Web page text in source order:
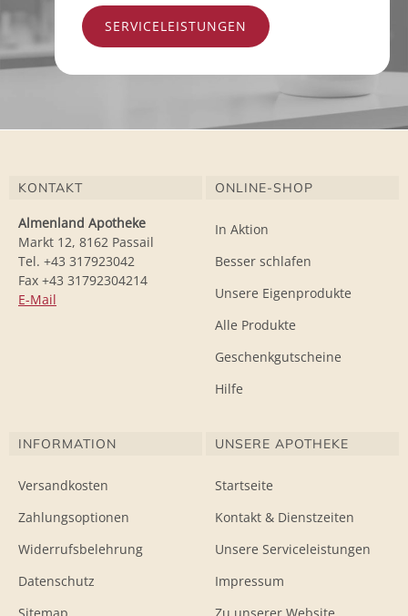
SERVICELEISTUNGEN
KONTAKT
Almenland Apotheke
Markt 12, 8162 Passail
Tel. +43 317923042
Fax +43 31792304214
E-Mail
ONLINE-SHOP
In Aktion
Besser schlafen
Unsere Eigenprodukte
Alle Produkte
Geschenkgutscheine
Hilfe
INFORMATION
Versandkosten
Zahlungsoptionen
Widerrufsbelehrung
Datenschutz
Sitemap
UNSERE APOTHEKE
Startseite
Kontakt & Dienstzeiten
Unsere Serviceleistungen
Impressum
Zu unserer Website